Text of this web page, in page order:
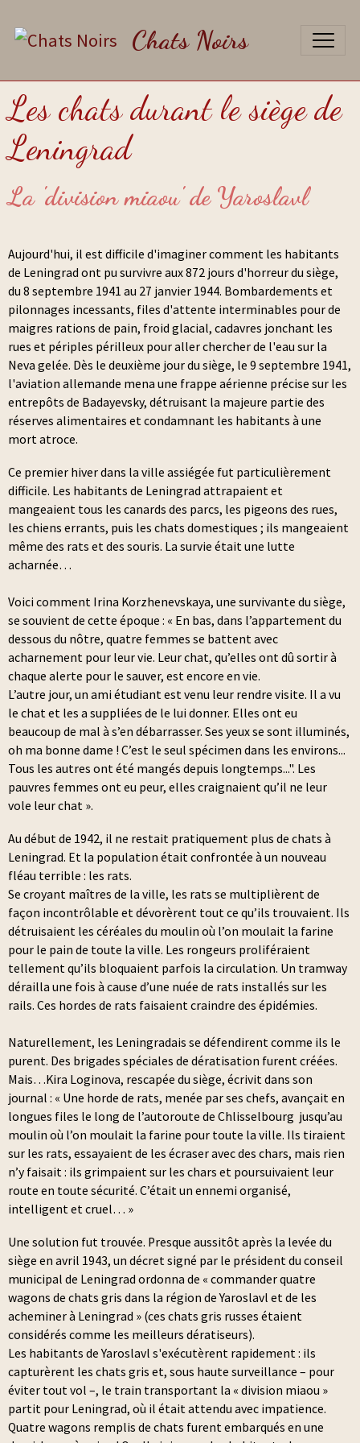
Chats Noirs
Les chats durant le siège de
Leningrad
La 'division miaou' de Yaroslavl
Aujourd'hui, il est difficile d'imaginer comment les habitants
de Leningrad ont pu survivre aux 872 jours d'horreur du siège,
du 8 septembre 1941 au 27 janvier 1944. Bombardements et
pilonnages incessants, files d'attente interminables pour de
maigres rations de pain, froid glacial, cadavres jonchant les
rues et périples périlleux pour aller chercher de l'eau sur la
Neva gelée. Dès le deuxième jour du siège, le 9 septembre 1941,
l'aviation allemande mena une frappe aérienne précise sur les
entrepôts de Badayevsky, détruisant la majeure partie des
réserves alimentaires et condamnant les habitants à une
mort atroce.
Ce premier hiver dans la ville assiégée fut particulièrement
difficile. Les habitants de Leningrad attrapaient et
mangeaient tous les canards des parcs, les pigeons des rues,
les chiens errants, puis les chats domestiques ; ils mangeaient
même des rats et des souris. La survie était une lutte
acharnée…
Voici comment Irina Korzhenevskaya, une survivante du siège,
se souvient de cette époque : « En bas, dans l’appartement du
dessous du nôtre, quatre femmes se battent avec
acharnement pour leur vie. Leur chat, qu’elles ont dû sortir à
chaque alerte pour le sauver, est encore en vie.
L’autre jour, un ami étudiant est venu leur rendre visite. Il a vu
le chat et les a suppliées de le lui donner. Elles ont eu
beaucoup de mal à s’en débarrasser. Ses yeux se sont illuminés,
oh ma bonne dame ! C’est le seul spécimen dans les environs...
Tous les autres ont été mangés depuis longtemps...". Les
pauvres femmes ont eu peur, elles craignaient qu’il ne leur
vole leur chat ».
Au début de 1942, il ne restait pratiquement plus de chats à
Leningrad. Et la population était confrontée à un nouveau
fléau terrible : les rats.
Se croyant maîtres de la ville, les rats se multiplièrent de
façon incontrôlable et dévorèrent tout ce qu’ils trouvaient. Ils
détruisaient les céréales du moulin où l’on moulait la farine
pour le pain de toute la ville. Les rongeurs proliféraient
tellement qu’ils bloquaient parfois la circulation. Un tramway
dérailla une fois à cause d’une nuée de rats installés sur les
rails. Ces hordes de rats faisaient craindre des épidémies.
Naturellement, les Leningradais se défendirent comme ils le
purent. Des brigades spéciales de dératisation furent créées.
Mais…Kira Loginova, rescapée du siège, écrivit dans son
journal : « Une horde de rats, menée par ses chefs, avançait en
longues files le long de l’autoroute de Chlisselbourg jusqu’au
moulin où l’on moulait la farine pour toute la ville. Ils tiraient
sur les rats, essayaient de les écraser avec des chars, mais rien
n’y faisait : ils grimpaient sur les chars et poursuivaient leur
route en toute sécurité. C’était un ennemi organisé,
intelligent et cruel… »
Une solution fut trouvée. Presque aussitôt après la levée du
siège en avril 1943, un décret signé par le président du conseil
municipal de Leningrad ordonna de « commander quatre
wagons de chats gris dans la région de Yaroslavl et de les
acheminer à Leningrad » (ces chats gris russes étaient
considérés comme les meilleurs dératiseurs).
Les habitants de Yaroslavl s'exécutèrent rapidement : ils
capturèrent les chats gris et, sous haute surveillance – pour
éviter tout vol –, le train transportant la « division miaou »
partit pour Leningrad, où il était attendu avec impatience.
Quatre wagons remplis de chats furent embarqués en une